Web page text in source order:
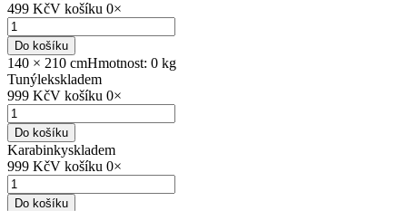
499 KčV košíku 0×
Do košíku
140 × 210 cmHmotnost: 0 kg
Tunýlekskladem
999 KčV košíku 0×
Do košíku
Karabinkyskladem
999 KčV košíku 0×
Do košíku